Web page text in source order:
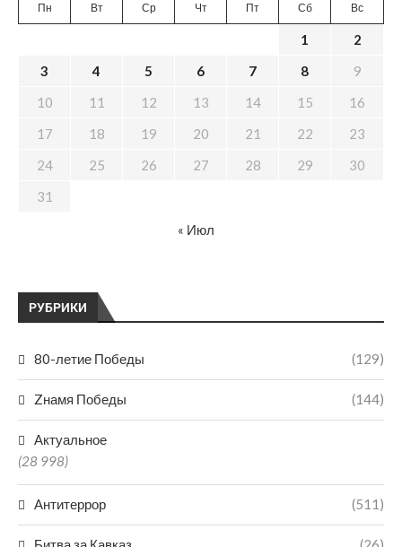
РУБРИКИ
80-летие Победы (129)
Zнамя Победы (144)
Актуальное
(28 998)
Антитеррор (511)
Пн Вт Ср Чт Пт Сб Вс
1
2
3
4 5 6 7 8
9
10
11 12 13 14 15
16
17
18 19 20 21 22
23
24
25 26 27 28 29
30
31
« Июл